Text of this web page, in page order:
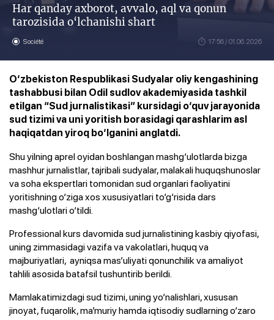
Har qanday axborot, avvalo, aql va qonun
tarozisida o‘lchanishi shart
Société 17:56 / 01.06.2026
O‘zbekiston Respublikasi Sudyalar oliy kengashining
tashabbusi bilan Odil sudlov akademiyasida tashkil
etilgan “Sud jurnalistikasi” kursidagi o‘quv jarayonida
sud tizimi va uni yoritish borasidagi qarashlarim asl
haqiqatdan yiroq bo‘lganini anglatdi.
Shu yilning aprel oyidan boshlangan mashg‘ulotlarda bizga
mashhur jurnalistlar, tajribali sudyalar, malakali huquqshunoslar
va soha ekspertlari tomonidan sud organlari faoliyatini
yoritishning o‘ziga xos xususiyatlari to‘g‘risida dars
mashg‘ulotlari o‘tildi.
Professional kurs davomida sud jurnalistining kasbiy qiyofasi,
uning zimmasidagi vazifa va vakolatlari, huquq va
majburiyatlari, ayniqsa mas’uliyati qonunchilik va amaliyot
tahlili asosida batafsil tushuntirib berildi.
Mamlakatimizdagi sud tizimi, uning yo‘nalishlari, xususan
jinoyat, fuqarolik, ma’muriy hamda iqtisodiy sudlarning o‘zaro